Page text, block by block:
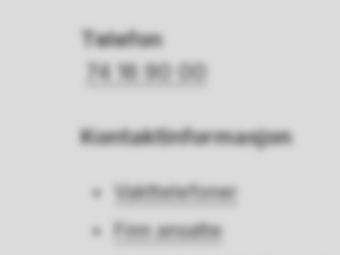
Telefon
74 16 90 00
Kontaktinformasjon
Vakttelefoner
Finn ansatte